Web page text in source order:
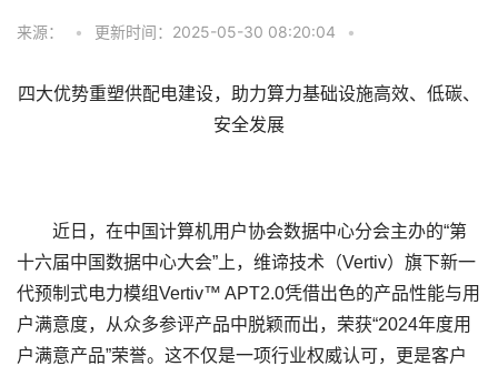
来源： • 更新时间：2025-05-30 08:20:04 •
四大优势重塑供配电建设，助力算力基础设施高效、低碳、
安全发展
近日，在中国计算机用户协会数据中心分会主办的“第
十六届中国数据中心大会” 上，维谛技术（Vertiv）旗下新一
代预制式电力模组Vertiv™ APT2.0凭借出色的产品性能与用
户满意度，从众多参评产品中脱颖而出，荣获“2024年度用
户满意产品”荣誉。这不仅是一项行业权威认可，更是客户